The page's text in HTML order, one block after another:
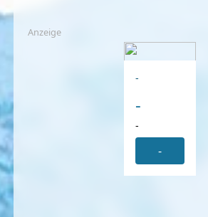
Anzeige
-
-
-
-